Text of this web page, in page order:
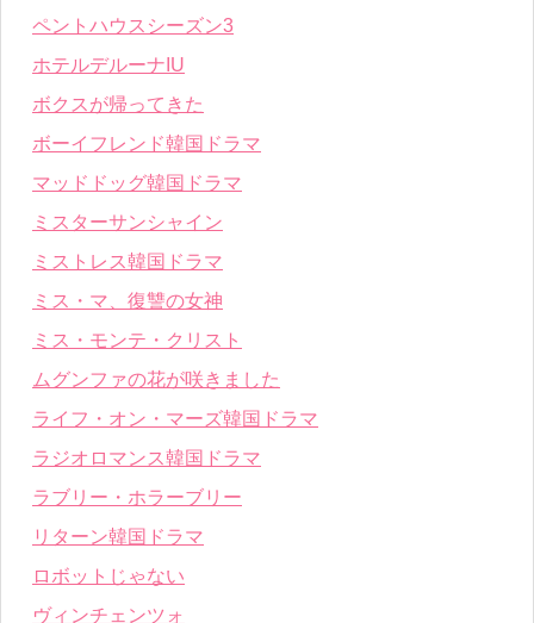
ペントハウスシーズン3
ホテルデルーナIU
ボクスが帰ってきた
ボーイフレンド韓国ドラマ
マッドドッグ韓国ドラマ
ミスターサンシャイン
ミストレス韓国ドラマ
ミス・マ、復讐の女神
ミス・モンテ・クリスト
ムグンファの花が咲きました
ライフ・オン・マーズ韓国ドラマ
ラジオロマンス韓国ドラマ
ラブリー・ホラーブリー
リターン韓国ドラマ
ロボットじゃない
ヴィンチェンツォ